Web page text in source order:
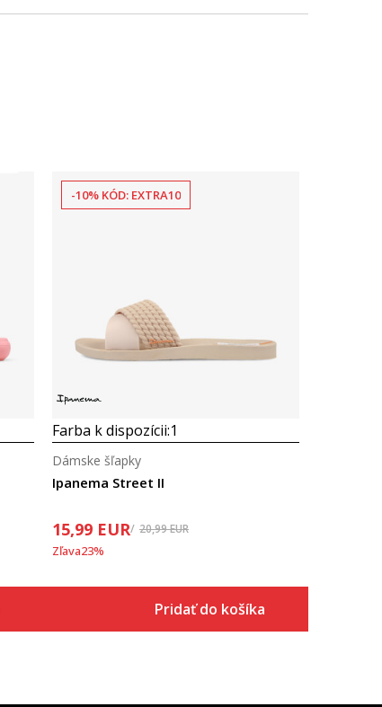
-10% KÓD: EXTRA10
Farba k dispozícii:1
Ipanema Street II
Dámske šľapky
15,99 EUR 20,99EUR
Zľava23%
Pridať do košíka